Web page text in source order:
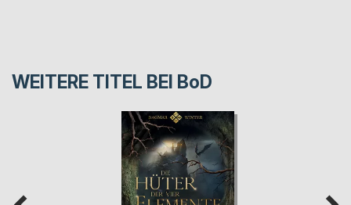
WEITERE TITEL BEI BoD